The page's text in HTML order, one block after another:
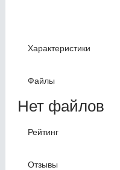
Характеристики
Файлы
Нет файлов
Рейтинг
Отзывы